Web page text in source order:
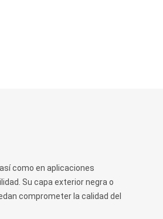
como en aplicaciones
Su capa exterior negra o
comprometer la calidad del